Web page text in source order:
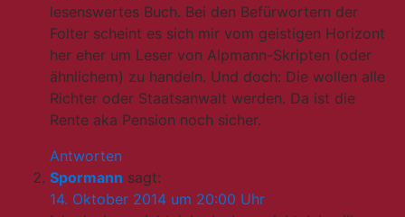
lesenswertes Buch. Bei den Befürwortern der
Folter scheint es sich mir vom geistigen Horizont
her eher um Leser von Alpmann-Skripten (oder
ähnlichem) zu handeln. Und doch: Die wollen alle
Richter oder Staatsanwalt werden. Da ist die
Rente aka Pension noch sicher.
Antworten
Spormann sagt:
14. Oktober 2014 um 20:00 Uhr